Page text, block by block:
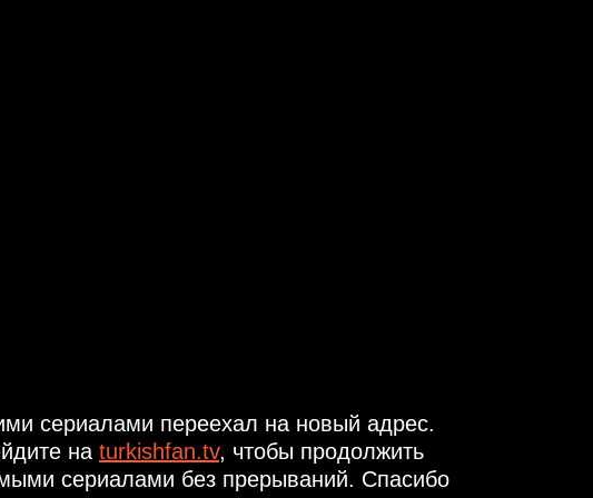
сериалами переехал на новый адрес.
на turkishfan.tv, чтобы продолжить
сериалами без прерываний. Спасибо